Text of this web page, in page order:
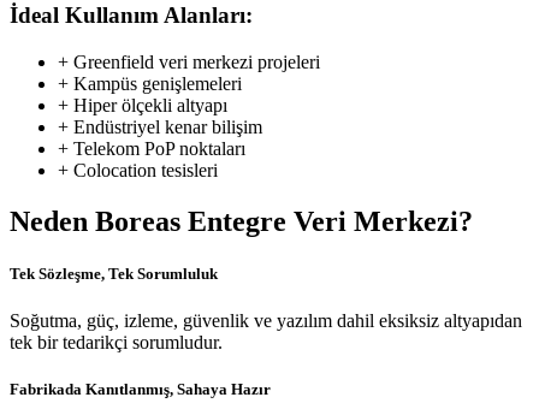
İdeal Kullanım Alanları:
+ Greenfield veri merkezi projeleri
+ Kampüs genişlemeleri
+ Hiper ölçekli altyapı
+ Endüstriyel kenar bilişim
+ Telekom PoP noktaları
+ Colocation tesisleri
Neden Boreas Entegre Veri Merkezi?
Tek Sözleşme, Tek Sorumluluk
Soğutma, güç, izleme, güvenlik ve yazılım dahil eksiksiz altyapıdan
tek bir tedarikçi sorumludur.
Fabrikada Kanıtlanmış, Sahaya Hazır